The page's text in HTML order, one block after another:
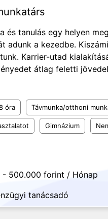
és tanulás egy helyen
adunk a kezedbe.
Karrier-utad
átlag feletti
óra Távmunka/otthoni
Gimnázium
500.000 forint / Hónap
tanácsadó